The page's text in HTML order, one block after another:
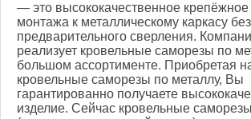
— это высококачественное крепёжное
монтажа к металлическому каркасу без
предварительного сверления.
реализует кровельные саморезы по
большом ассортименте. Приобретая
кровельные саморезы по металлу, Вы
гарантированно получаете
изделие. Сейчас кровельные